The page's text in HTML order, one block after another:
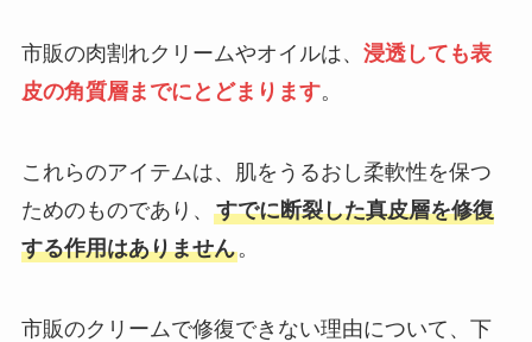
市販の肉割れクリームやオイルは、 浸透しても表
皮の角質層までにとどまります。
これらのアイテムは、肌をうるおし柔軟性を保つ
ためのものであり、 すでに断裂した真皮層を修復
する作用はありません。
市販のクリームで修復できない理由について、下